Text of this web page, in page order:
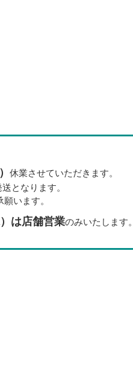
休業させていただきます。
となります。
います。
は店舗営業のみいたします。